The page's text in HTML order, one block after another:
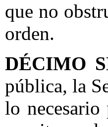
que no
orden.
DÉCIMO
pública, la
lo